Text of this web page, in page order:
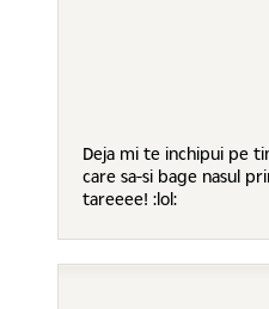
Deja mi te inchipui pe
care sa-si bage nasul
tareeee! :lol: